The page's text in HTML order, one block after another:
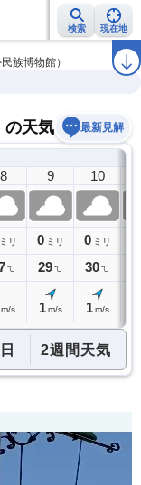
検索 現在地
注意報 2週間天気 ラ
族博物館）
の天気予報最新見解
8
ミリ
℃
m/s
9
0 ミリ
29℃
1 m/s
10
0 ミリ
30℃
1 m/s
2週間天気